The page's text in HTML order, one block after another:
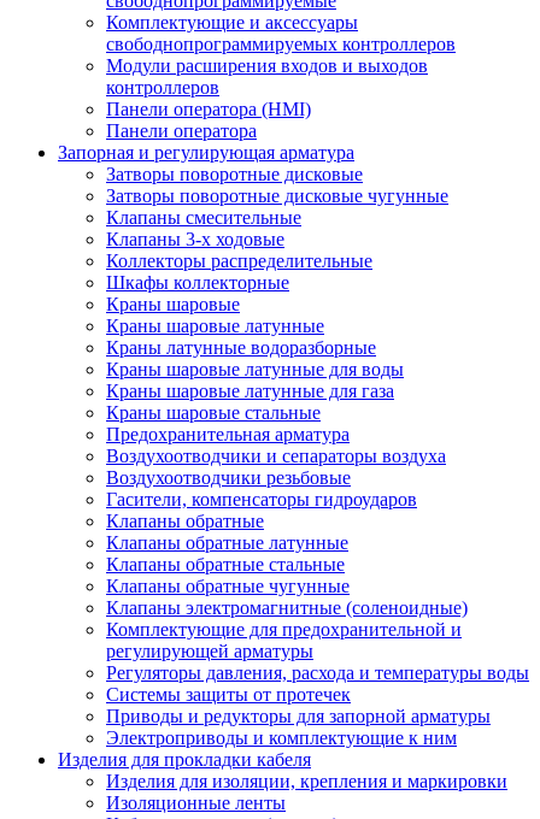
Комплектующие и аксессуары
свободнопрограммируемых контроллеров
Модули расширения входов и выходов
контроллеров
Панели оператора (HMI)
Панели оператора
Запорная и регулирующая арматура
Затворы поворотные дисковые
Затворы поворотные дисковые чугунные
Клапаны смесительные
Клапаны 3-х ходовые
Коллекторы распределительные
Шкафы коллекторные
Краны шаровые
Краны шаровые латунные
Краны латунные водоразборные
Краны шаровые латунные для воды
Краны шаровые латунные для газа
Краны шаровые стальные
Предохранительная арматура
Воздухоотводчики и сепараторы воздуха
Воздухоотводчики резьбовые
Гасители, компенсаторы гидроударов
Клапаны обратные
Клапаны обратные латунные
Клапаны обратные стальные
Клапаны обратные чугунные
Клапаны электромагнитные (соленоидные)
Комплектующие для предохранительной и
регулирующей арматуры
Регуляторы давления, расхода и температуры воды
Системы защиты от протечек
Приводы и редукторы для запорной арматуры
Электроприводы и комплектующие к ним
Изделия для прокладки кабеля
Изделия для изоляции, крепления и маркировки
Изоляционные ленты